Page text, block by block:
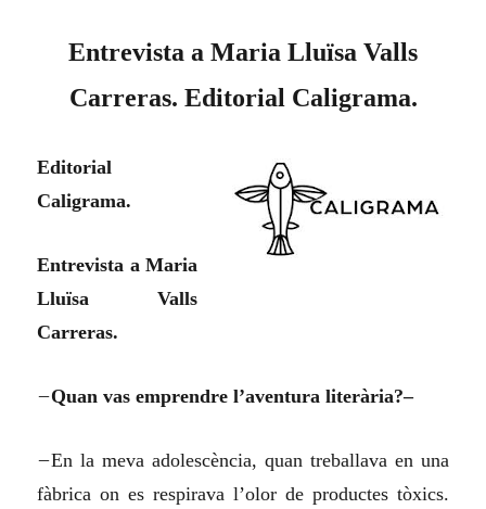
Entrevista a Maria Lluïsa Valls
Carreras. Editorial Caligrama.
Editorial
Caligrama.
Entrevista a Maria
Lluïsa Valls
Carreras.
–Quan vas emprendre l’aventura literària?–
–En la meva adolescència, quan treballava en una
fàbrica on es respirava l’olor de productes tòxics.